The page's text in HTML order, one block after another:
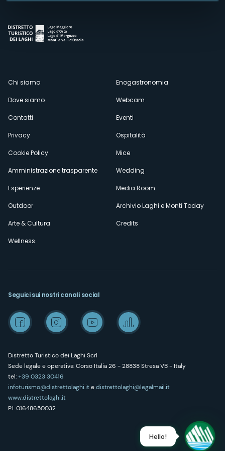
Menù
secondario
Chi siamo
Dove siamo
Contatti
Privacy
Cookie Policy
Amministrazione trasparente
Esperienze
Outdoor
Arte & Cultura
Wellness
Enogastronomia
Webcam
Eventi
Ospitalità
Mice
Wedding
Media Room
Archivio Laghi e Monti Today
Credits
Distretto Turistico dei Laghi Scrl
Sede legale e operativa: Corso Italia 26 - 28838 Stresa VB - Italy
tel:+39 0323 30416
infoturismo@distrettolaghi.itedistrettolaghi@legalmail.it
www.distrettolaghi.it
P.I. 01648650032
Seguici sui nostri canali social